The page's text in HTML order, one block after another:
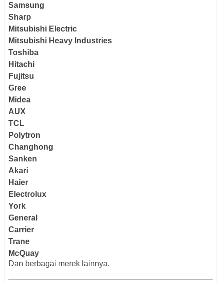
Samsung
Sharp
Mitsubishi Electric
Mitsubishi Heavy Industries
Toshiba
Hitachi
Fujitsu
Gree
Midea
AUX
TCL
Polytron
Changhong
Sanken
Akari
Haier
Electrolux
York
General
Carrier
Trane
McQuay
Dan berbagai merek lainnya.